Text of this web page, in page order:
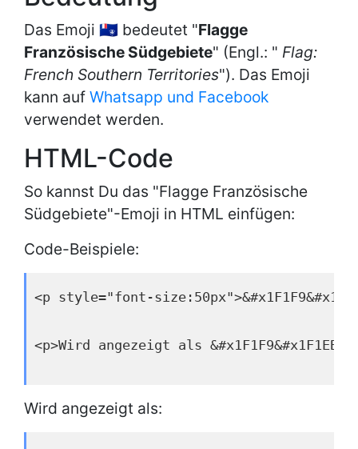
Das Emoji 🇹🇫 bedeutet "Flagge
Französische Südgebiete" (Engl.: " Flag:
French Southern Territories"). Das Emoji
kann auf Whatsapp und Facebook
verwendet werden.
HTML-Code
So kannst Du das "Flagge Französische
Südgebiete"-Emoji in HTML einfügen:
Code-Beispiele:
<p style="font-
<p>Wird angezeigt als
Wird angezeigt als: